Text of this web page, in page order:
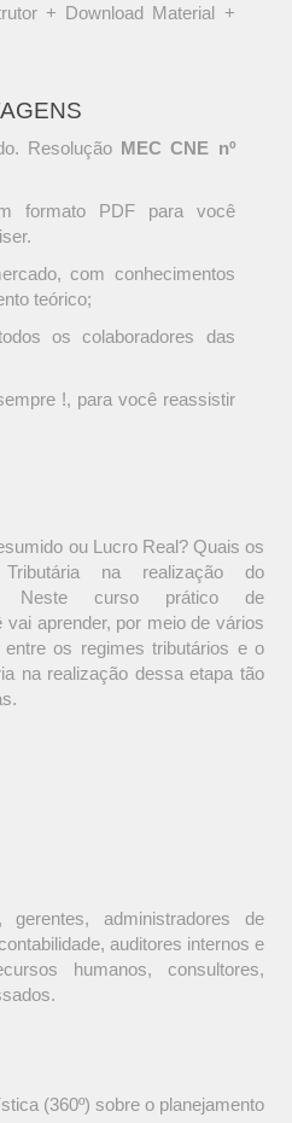
+ Download Material +
Resolução MEC CNE nº
formato PDF para você
com conhecimentos
teórico;
os colaboradores das
!, para você reassistir
ou Lucro Real? Quais os
na realização do
Neste curso prático de
vai aprender, por meio de vários
os regimes tributários e o
na realização dessa etapa tão
administradores de
auditores internos e
humanos, consultores,
(360º) sobre o planejamento